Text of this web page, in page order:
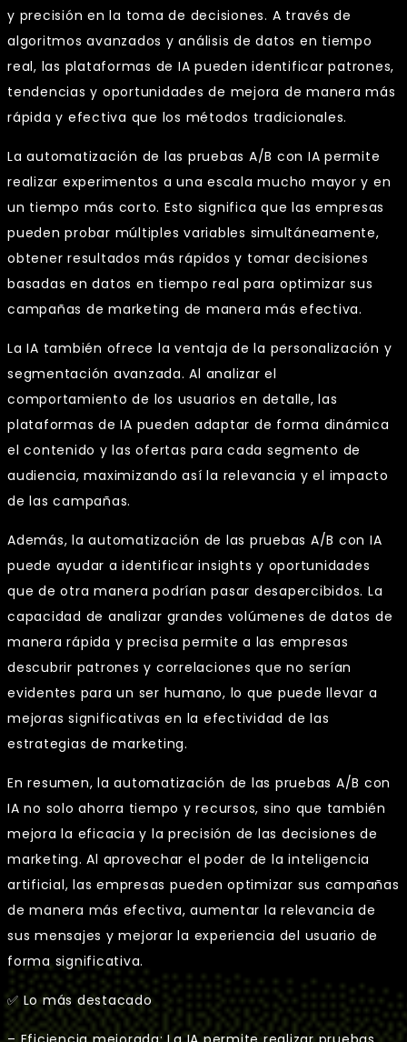
y precisión en la toma de decisiones. A través de
algoritmos avanzados y análisis de datos en tiempo
real, las plataformas de IA pueden identificar patrones,
tendencias y oportunidades de mejora de manera más
rápida y efectiva que los métodos tradicionales.
La automatización de las pruebas A/B con IA permite
realizar experimentos a una escala mucho mayor y en
un tiempo más corto. Esto significa que las empresas
pueden probar múltiples variables simultáneamente,
obtener resultados más rápidos y tomar decisiones
basadas en datos en tiempo real para optimizar sus
campañas de marketing de manera más efectiva.
La IA también ofrece la ventaja de la personalización y
segmentación avanzada. Al analizar el
comportamiento de los usuarios en detalle, las
plataformas de IA pueden adaptar de forma dinámica
el contenido y las ofertas para cada segmento de
audiencia, maximizando así la relevancia y el impacto
de las campañas.
Además, la automatización de las pruebas A/B con IA
puede ayudar a identificar insights y oportunidades
que de otra manera podrían pasar desapercibidos. La
capacidad de analizar grandes volúmenes de datos de
manera rápida y precisa permite a las empresas
descubrir patrones y correlaciones que no serían
evidentes para un ser humano, lo que puede llevar a
mejoras significativas en la efectividad de las
estrategias de marketing.
En resumen, la automatización de las pruebas A/B con
IA no solo ahorra tiempo y recursos, sino que también
mejora la eficacia y la precisión de las decisiones de
marketing. Al aprovechar el poder de la inteligencia
artificial, las empresas pueden optimizar sus campañas
de manera más efectiva, aumentar la relevancia de
sus mensajes y mejorar la experiencia del usuario de
forma significativa.
✅ Lo más destacado